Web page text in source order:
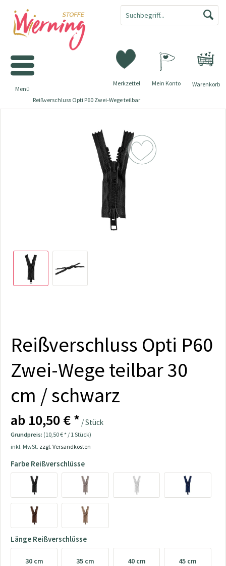
Warenkorb
Merkzettel Mein Konto
Menü
Reißverschluss Opti P60 Zwei-Wege teilbar
Reißverschluss Opti P60
Zwei-Wege teilbar 30
cm / schwarz
ab 10,50 € * / Stück
Grundpreis: (10,50 € * / 1 Stück)
inkl. MwSt. zzgl. Versandkosten
Farbe Reißverschlüsse
Länge Reißverschlüsse
30 cm 35 cm 40 cm 45 cm